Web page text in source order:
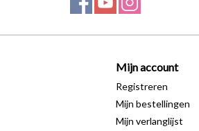
Mijn account
Registreren
Mijn bestellingen
Mijn verlanglijst